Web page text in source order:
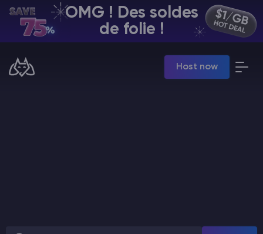
OMG ! Des soldes
de folie !
Host now
FR | USD
Manage your servers & payments